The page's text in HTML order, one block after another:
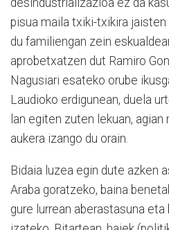
pisua maila txiki-txikira jaisten
du familiengan zein
aprobetxatzen dut Ramiro
Nagusiari esateko orube
Laudioko erdigunean, duela
lan egiten zuten lekuan,
aukera izango du orain.
Bidaia luzea egin dute azken
Araba goratzeko, baina
gure lurrean aberastasuna eta